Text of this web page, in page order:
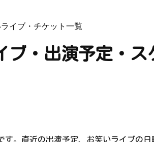
イブ・チケット一覧
ブ・出演予定・ス
す。直近の出演予定、お笑いライブの